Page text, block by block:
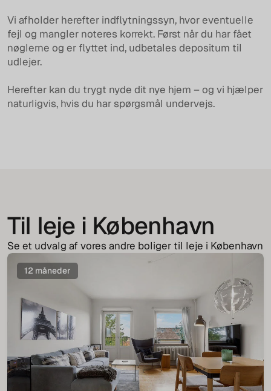
Vi afholder herefter indflytningssyn, hvor eventuelle
fejl og mangler noteres korrekt. Først når du har fået
nøglerne og er flyttet ind, udbetales depositum til
udlejer.
Herefter kan du trygt nyde dit nye hjem – og vi hjælper
naturligvis, hvis du har spørgsmål undervejs.
Til leje i København
Se et udvalg af vores andre boliger til leje i København
12 måneder